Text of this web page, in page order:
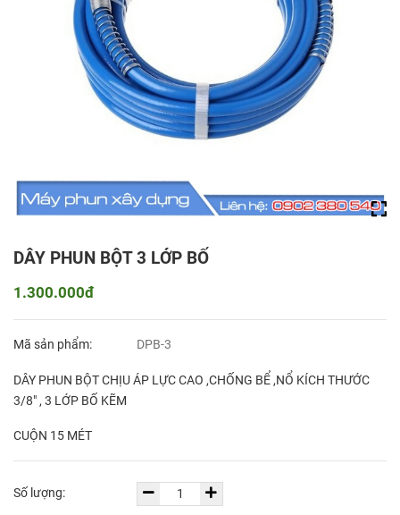
DÂY PHUN BỘT 3 LỚP BỐ
1.300.000đ
Mã sản phẩm: DPB-3
DÂY PHUN BỘT CHỊU ÁP LỰC CAO ,CHỐNG BỂ ,NỔ KÍCH THƯỚC
3/8" , 3 LỚP BỐ KẼM
CUỘN 15 MÉT
Số lượng: